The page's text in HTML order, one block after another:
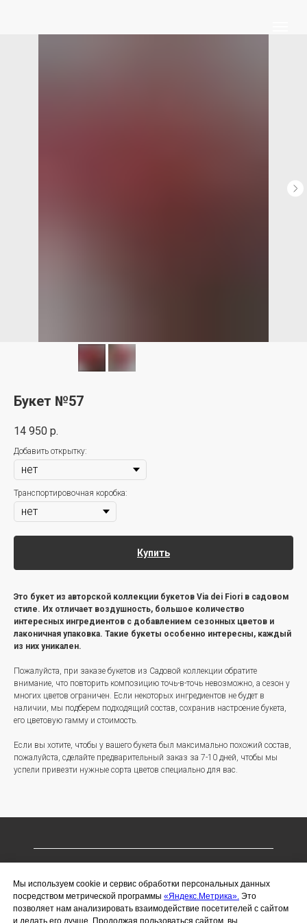
Букет №57
14 950 р.
Добавить открытку:
Транспортировочная коробка:
Купить
Это букет из авторской коллекции букетов Via dei Fiori в садовом
стиле. Их отличает воздушность, большое количество
интересных ингредиентов с добавлением сезонных цветов и
лаконичная упаковка. Такие букеты особенно интересны, каждый
из них уникален.
Пожалуйста, при заказе букетов из Садовой коллекции обратите
внимание, что повторить композицию точь-в-точь невозможно, а сезон у
многих цветов ограничен. Если некоторых ингредиентов не будет в
наличии, мы подберем подходящий состав, сохранив настроение букета,
его цветовую гамму и стоимость.
Если вы хотите, чтобы у вашего букета был максимально похожий состав,
пожалуйста, сделайте предварительный заказ за 7-10 дней, чтобы мы
успели привезти нужные сорта цветов специально для вас.
ИП Чухлебов Сергей Алексеевич
ИНН 366221076703
ОГРНИП 323366800014019
Мы используем cookie и сервис обработки персональных данных
посредством метрической программы «Яндекс.Метрика». Это
позволяет нам анализировать взаимодействие посетителей с сайтом